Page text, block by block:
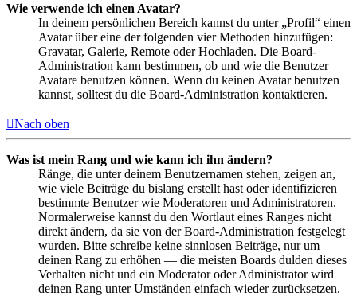
Wie verwende ich einen Avatar?
In deinem persönlichen Bereich kannst du unter „Profil“ einen
Avatar über eine der folgenden vier Methoden hinzufügen:
Gravatar, Galerie, Remote oder Hochladen. Die Board-
Administration kann bestimmen, ob und wie die Benutzer
Avatare benutzen können. Wenn du keinen Avatar benutzen
kannst, solltest du die Board-Administration kontaktieren.
Nach oben
Was ist mein Rang und wie kann ich ihn ändern?
Ränge, die unter deinem Benutzernamen stehen, zeigen an,
wie viele Beiträge du bislang erstellt hast oder identifizieren
bestimmte Benutzer wie Moderatoren und Administratoren.
Normalerweise kannst du den Wortlaut eines Ranges nicht
direkt ändern, da sie von der Board-Administration festgelegt
wurden. Bitte schreibe keine sinnlosen Beiträge, nur um
deinen Rang zu erhöhen — die meisten Boards dulden dieses
Verhalten nicht und ein Moderator oder Administrator wird
deinen Rang unter Umständen einfach wieder zurücksetzen.